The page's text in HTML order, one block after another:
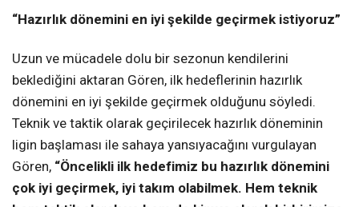
“Hazırlık dönemini en iyi şekilde geçirmek istiyoruz”
Uzun ve mücadele dolu bir sezonun kendilerini
beklediğini aktaran Gören, ilk hedeflerinin hazırlık
dönemini en iyi şekilde geçirmek olduğunu söyledi.
Teknik ve taktik olarak geçirilecek hazırlık döneminin
ligin başlaması ile sahaya yansıyacağını vurgulayan
Gören, “Öncelikli ilk hedefimiz bu hazırlık dönemini
çok iyi geçirmek, iyi takım olabilmek. Hem teknik